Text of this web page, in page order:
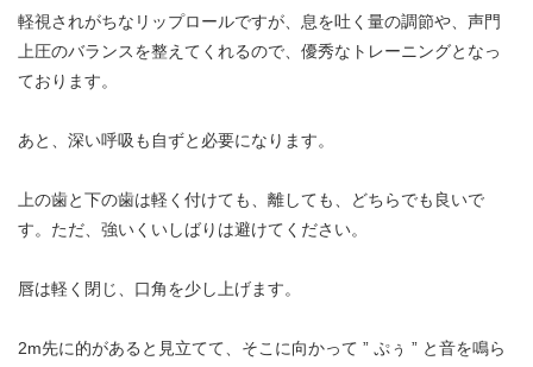
軽視されがちなリップロールですが、息を吐く量の調節や、声門
上圧のバランスを整えてくれるので、優秀なトレーニングとなっ
ております。
あと、深い呼吸も自ずと必要になります。
上の歯と下の歯は軽く付けても、離しても、どちらでも良いで
す。ただ、強いくいしばりは避けてください。
唇は軽く閉じ、口角を少し上げます。
2m先に的があると見立てて、そこに向かって ” ぷぅ ” と音を鳴ら